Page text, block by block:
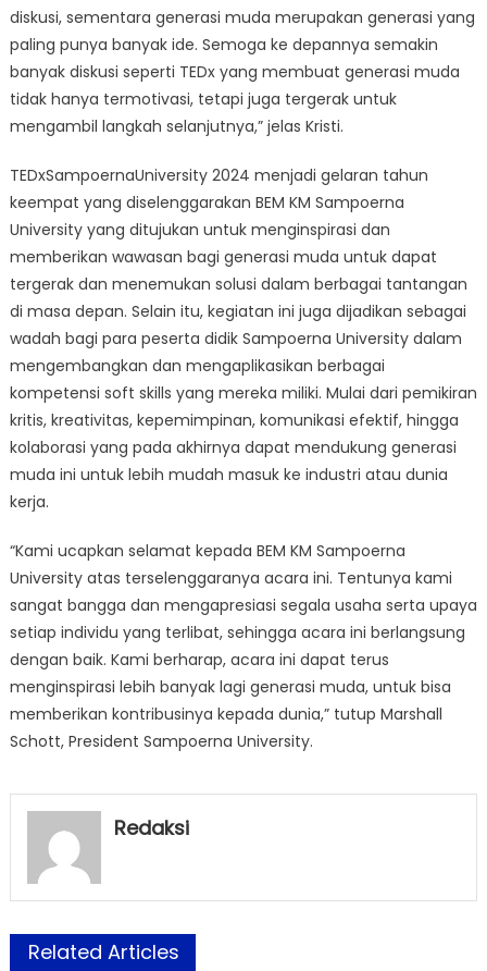
diskusi, sementara generasi muda merupakan generasi yang
paling punya banyak ide. Semoga ke depannya semakin
banyak diskusi seperti TEDx yang membuat generasi muda
tidak hanya termotivasi, tetapi juga tergerak untuk
mengambil langkah selanjutnya,” jelas Kristi.
TEDxSampoernaUniversity 2024 menjadi gelaran tahun
keempat yang diselenggarakan BEM KM Sampoerna
University yang ditujukan untuk menginspirasi dan
memberikan wawasan bagi generasi muda untuk dapat
tergerak dan menemukan solusi dalam berbagai tantangan
di masa depan. Selain itu, kegiatan ini juga dijadikan sebagai
wadah bagi para peserta didik Sampoerna University dalam
mengembangkan dan mengaplikasikan berbagai
kompetensi soft skills yang mereka miliki. Mulai dari pemikiran
kritis, kreativitas, kepemimpinan, komunikasi efektif, hingga
kolaborasi yang pada akhirnya dapat mendukung generasi
muda ini untuk lebih mudah masuk ke industri atau dunia
kerja.
“Kami ucapkan selamat kepada BEM KM Sampoerna
University atas terselenggaranya acara ini. Tentunya kami
sangat bangga dan mengapresiasi segala usaha serta upaya
setiap individu yang terlibat, sehingga acara ini berlangsung
dengan baik. Kami berharap, acara ini dapat terus
menginspirasi lebih banyak lagi generasi muda, untuk bisa
memberikan kontribusinya kepada dunia,” tutup Marshall
Schott, President Sampoerna University.
Redaksi
Related Articles